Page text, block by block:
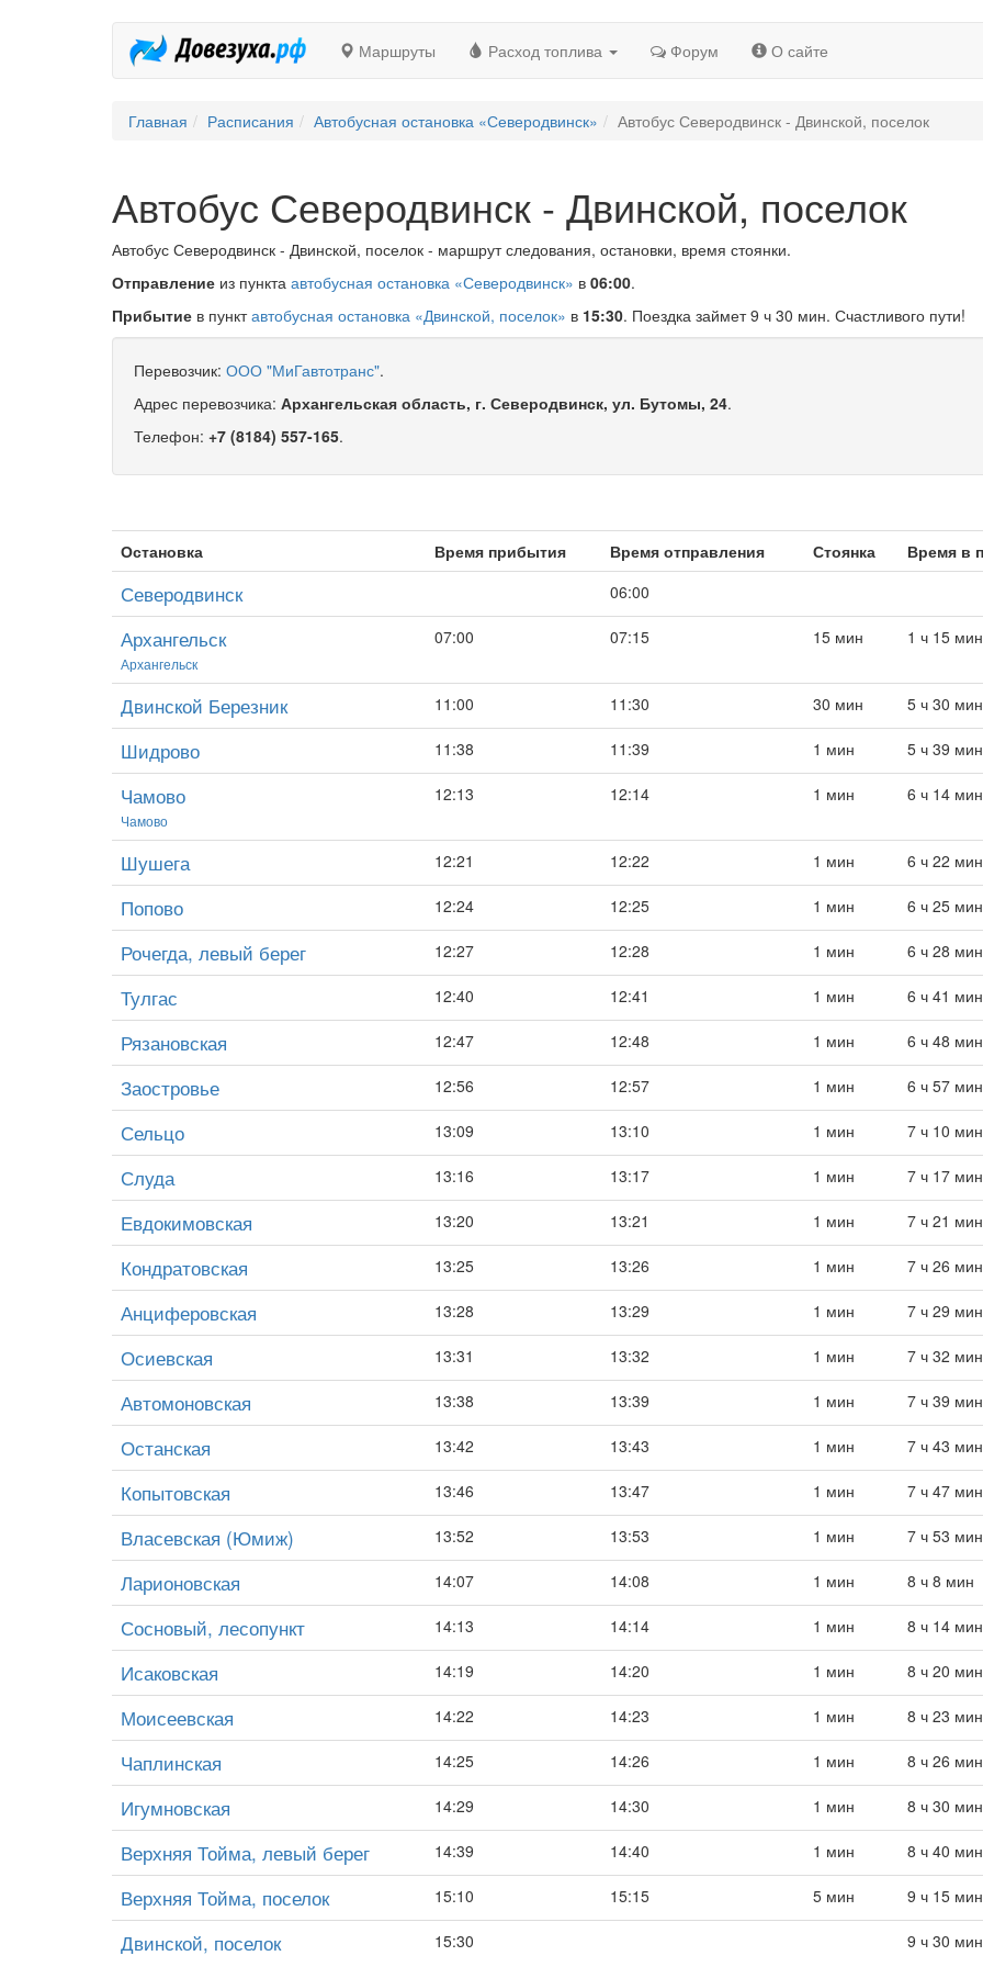
Маршруты Расход топлива Форум О сайте
Главная Расписания Автобусная остановка «Северодвинск» Автобус Северодвинск - Двинской, поселок
Автобус Северодвинск - Двинской, поселок
Автобус Северодвинск - Двинской, поселок - маршрут следования, остановки, время стоянки.
Отправление из пункта автобусная остановка «Северодвинск» в 06:00.
Прибытие в пунктавтобусная остановка «Двинской, поселок» в 15:30. Поездка займет 9 ч 30 мин. Счастливого пути!
Перевозчик: ООО "МиГавтотранс".
Адрес перевозчика: Архангельская область, г. Северодвинск, ул. Бутомы, 24.
Телефон: +7 (8184) 557-165.
Остановка Время прибытия Время отправления Стоянка Время в
Северодвинск 06:00
Архангельск
Архангельск
07:00 07:15 15 мин 1 ч 15 мин
Двинской Березник 11:00 11:30 30 мин 5 ч 30 мин
Шидрово 11:38 11:39 1 мин 5 ч 39 мин
Чамово
Чамово
12:13 12:14 1 мин 6 ч 14 мин
Шушега 12:21 12:22 1 мин 6 ч 22 мин
Попово 12:24 12:25 1 мин 6 ч 25 мин
Рочегда, левый берег 12:27 12:28 1 мин 6 ч 28 мин
Тулгас 12:40 12:41 1 мин 6 ч 41 мин
Рязановская 12:47 12:48 1 мин 6 ч 48 мин
Заостровье 12:56 12:57 1 мин 6 ч 57 мин
Сельцо 13:09 13:10 1 мин 7 ч 10 мин
Слуда 13:16 13:17 1 мин 7 ч 17 мин
Евдокимовская 13:20 13:21 1 мин 7 ч 21 мин
Кондратовская 13:25 13:26 1 мин 7 ч 26 мин
Анциферовская 13:28 13:29 1 мин 7 ч 29 мин
Осиевская 13:31 13:32 1 мин 7 ч 32 мин
Автомоновская 13:38 13:39 1 мин 7 ч 39 мин
Останская 13:42 13:43 1 мин 7 ч 43 мин
Копытовская 13:46 13:47 1 мин 7 ч 47 мин
Власевская (Юмиж) 13:52 13:53 1 мин 7 ч 53 мин
Ларионовская 14:07 14:08 1 мин 8 ч 8 мин
Сосновый, лесопункт 14:13 14:14 1 мин 8 ч 14 мин
Исаковская 14:19 14:20 1 мин 8 ч 20 мин
Моисеевская 14:22 14:23 1 мин 8 ч 23 мин
Чаплинская 14:25 14:26 1 мин 8 ч 26 мин
Игумновская 14:29 14:30 1 мин 8 ч 30 мин
Верхняя Тойма, левый берег 14:39 14:40 1 мин 8 ч 40 мин
Верхняя Тойма, поселок 15:10 15:15 5 мин 9 ч 15 мин
Двинской, поселок 15:30 9 ч 30 мин